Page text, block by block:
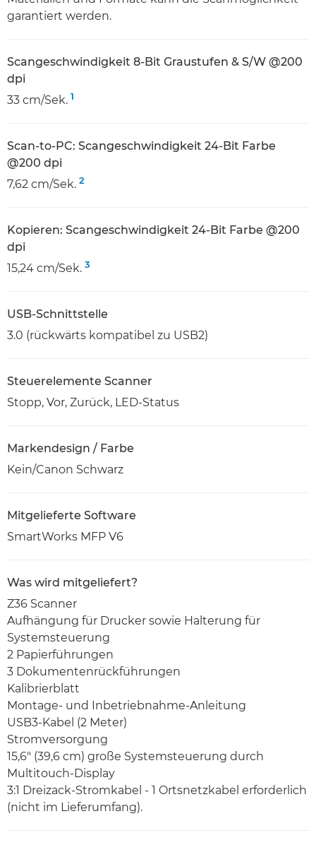
garantiert werden.
Scangeschwindigkeit 8-Bit Graustufen & S/W @200
dpi
33 cm/Sek. 1
Scan-to-PC: Scangeschwindigkeit 24-Bit Farbe
@200 dpi
7,62 cm/Sek. 2
Kopieren: Scangeschwindigkeit 24-Bit Farbe @200
dpi
15,24 cm/Sek. 3
USB-Schnittstelle
3.0 (rückwärts kompatibel zu USB2)
Steuerelemente Scanner
Stopp, Vor, Zurück, LED-Status
Markendesign / Farbe
Kein/Canon Schwarz
Mitgelieferte Software
SmartWorks MFP V6
Was wird mitgeliefert?
Z36 Scanner
Aufhängung für Drucker sowie Halterung für
Systemsteuerung
2 Papierführungen
3 Dokumentenrückführungen
Kalibrierblatt
Montage- und Inbetriebnahme-Anleitung
USB3-Kabel (2 Meter)
Stromversorgung
15,6" (39,6 cm) große Systemsteuerung durch
Multitouch-Display
3:1 Dreizack-Stromkabel - 1 Ortsnetzkabel erforderlich
(nicht im Lieferumfang).